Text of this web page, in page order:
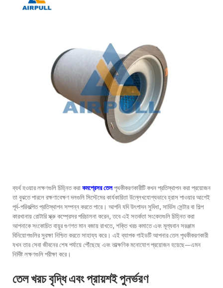
ব্যর্থ হওয়ার লক্ষণগুলি চিহ্নিত করাকমপ্রেসর তেলপৃথকীকরণকারীটি কখন প্রতিস্থাপন করা প্রয়োজন
তা বুঝতে পারলে রক্ষণাবেক্ষণ দলগুলি সিস্টেমের কার্যকারিতা উল্লেখযোগ্যভাবে হ্রাস পাওয়ার আগেই
পূর্ব-পরিকল্পিত প্রতিস্থাপন সম্পন্ন করতে পারে। আপনি যদি উৎপাদন সুবিধা, সার্ভিস সেন্টার বা শিল্প
কারখানায় রোটারি স্ক্রু কম্প্রেসর পরিচালনা করেন, তবে এই সতর্কতা সংকেতগুলি চিহ্নিত করা
আপনাকে সংকোচিত বায়ুর গুণগত মান বজায় রাখতে, শক্তি খরচ কমাতে এবং মূল্যবান সরঞ্জাম
বিনিয়োগগুলির সুরক্ষা নিশ্চিত করতে সাহায্য করে। এই ব্যাপক গাইডটি আপনার তেল পৃথকীকরণকারী
যখন তার সেবা জীবনের শেষ পর্যায়ে পৌঁছেছে এবং তাত্ক্ষণিক মনোযোগ প্রয়োজন হয়েছে—এমন
নির্দিষ্ট লক্ষণগুলি পরীক্ষা করে।
তেল খরচ বৃদ্ধি এবং প্রায়শই পুনর্ভরণ